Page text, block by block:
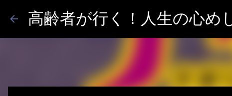
高齢者が行く！人生の心め